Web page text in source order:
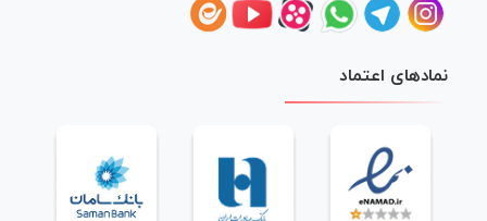
نمادهای اعتماد